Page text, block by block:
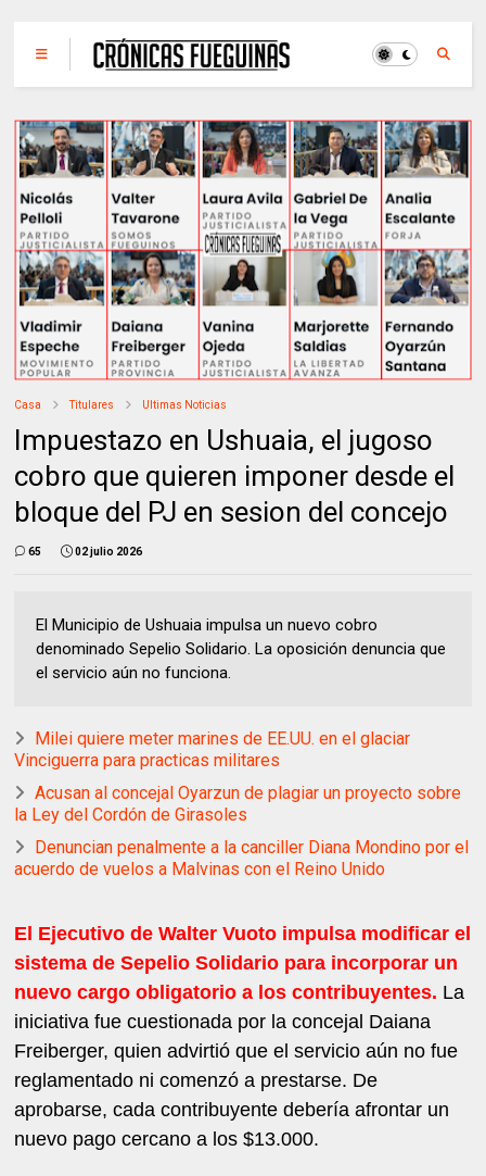
Casa Titulares Ultimas Noticias
Impuestazo en Ushuaia, el jugoso
cobro que quieren imponer desde el
bloque del PJ en sesion del concejo
65 02 julio 2026
El Municipio de Ushuaia impulsa un nuevo cobro
denominado Sepelio Solidario. La oposición denuncia que
el servicio aún no funciona.
Milei quiere meter marines de EE.UU. en el glaciar
Vinciguerra para practicas militares
Acusan al concejal Oyarzun de plagiar un proyecto sobre
la Ley del Cordón de Girasoles
Denuncian penalmente a la canciller Diana Mondino por el
acuerdo de vuelos a Malvinas con el Reino Unido
El Ejecutivo de Walter Vuoto impulsa modificar el
sistema de Sepelio Solidario para incorporar un
nuevo cargo obligatorio a los contribuyentes. La
iniciativa fue cuestionada por la concejal Daiana
Freiberger, quien advirtió que el servicio aún no fue
reglamentado ni comenzó a prestarse. De
aprobarse, cada contribuyente debería afrontar un
nuevo pago cercano a los $13.000.